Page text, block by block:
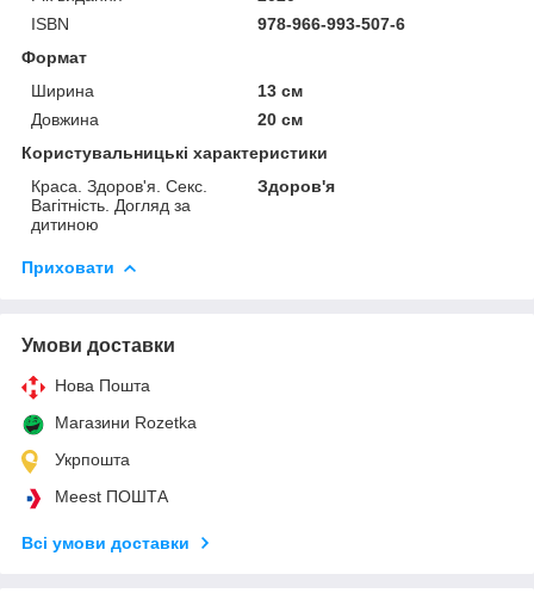
ISBN
978-966-993-507-6
Формат
Ширина
13 см
Довжина
20 см
Користувальницькі характеристики
Краса. Здоров'я. Секс.
Вагітність. Догляд за
дитиною
Здоров'я
Приховати
Умови доставки
Нова Пошта
Магазини Rozetka
Укрпошта
Meest ПОШТА
Всі умови доставки